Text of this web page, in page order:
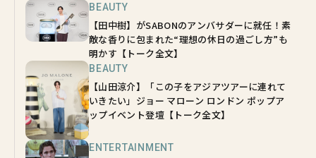
BEAUTY
【田中樹】がSABONのアンバサダーに就任！素
敵な香りに包まれた“理想の休日の過ごし方”も
明かす【トーク全文】
BEAUTY
【山田涼介】「この子をアジアツアーに連れて
いきたい」ジョー マローン ロンドン ポップア
ップイベント登壇【トーク全文】
ENTERTAINMENT